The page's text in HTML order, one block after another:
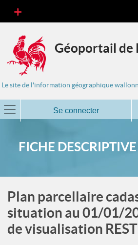
Géoportail de
Le site de l'information géographique
Se connecter
FICHE DESCRIPTIVE
Plan parcellaire
situation au 01/01/
de visualisation REST